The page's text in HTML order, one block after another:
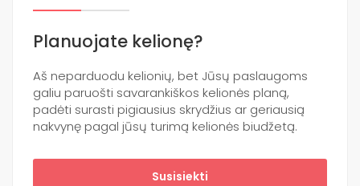
Planuojate kelionę?
Aš neparduodu kelionių, bet Jūsų paslaugoms
galiu paruošti savarankiškos kelionės planą,
padėti surasti pigiausius skrydžius ar geriausią
nakvynę pagal jūsų turimą kelionės biudžetą.
Susisiekti